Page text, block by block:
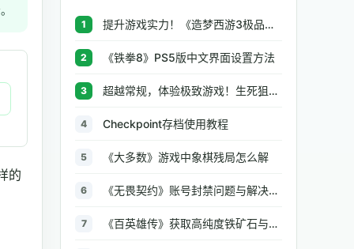
的
1 提升游戏实力！《造梦西游3极品辅助》让你秒杀BOSS、逆天属性一键修改
2 《铁拳8》PS5版中文界面设置方法
3 超越常规，体验极致游戏！生死狙击极品辅助工具助你无往不利
4 Checkpoint存档使用教程
5 《大多数》游戏中象棋残局怎么解
6 《无畏契约》账号封禁问题与解决方法汇总
7 《百英雄传》获取高纯度铁矿石与大型铁矿石的地点介绍